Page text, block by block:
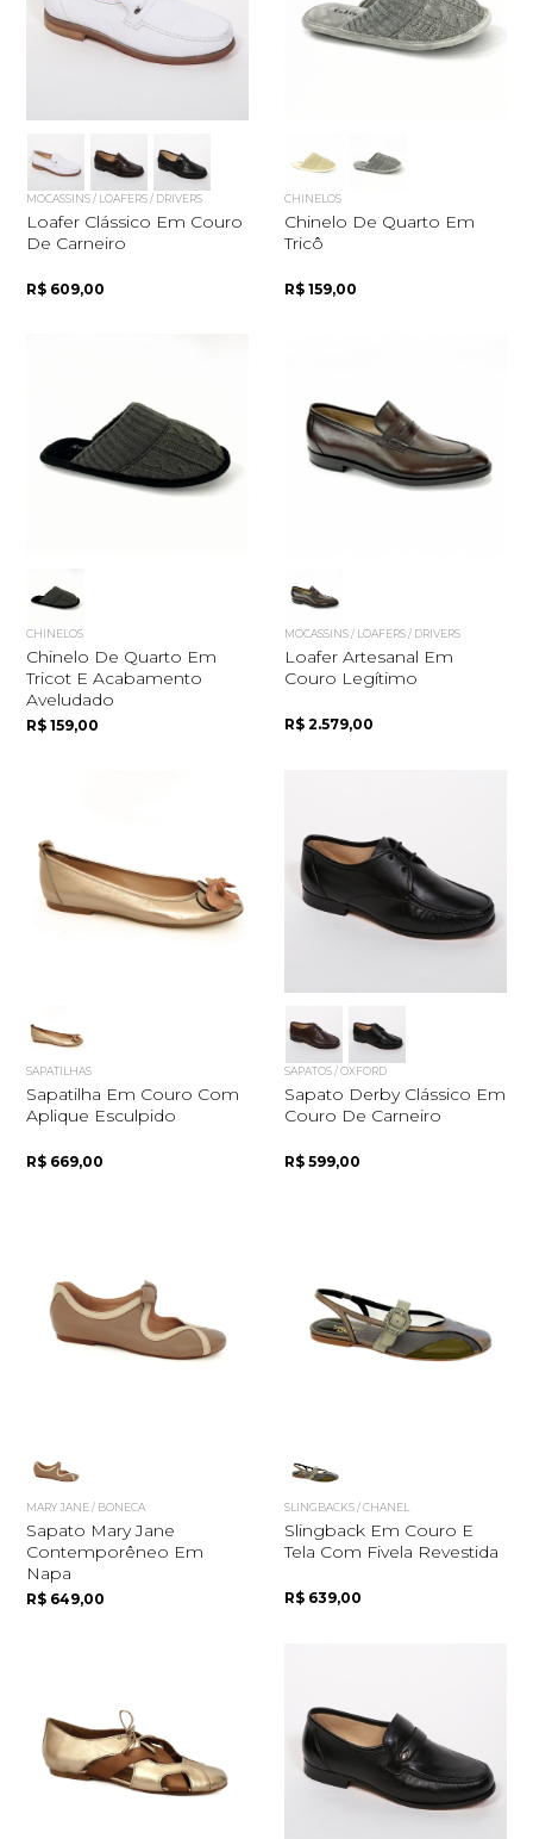
MOCASSINS / LOAFERS / DRIVERS
Loafer Clássico Em Couro
De Carneiro
R$ 609,00
CHINELOS
Chinelo De Quarto Em
Tricô
R$ 159,00
CHINELOS
Chinelo De Quarto Em
Tricot E Acabamento
Aveludado
R$ 159,00
MOCASSINS / LOAFERS / DRIVERS
Loafer Artesanal Em
Couro Legítimo
R$ 2.579,00
SAPATILHAS
Sapatilha Em Couro Com
Aplique Esculpido
R$ 669,00
SAPATOS / OXFORD
Sapato Derby Clássico Em
Couro De Carneiro
R$ 599,00
MARY JANE / BONECA
Sapato Mary Jane
Contemporêneo Em
Napa
R$ 649,00
SLINGBACKS / CHANEL
Slingback Em Couro E
Tela Com Fivela Revestida
R$ 639,00